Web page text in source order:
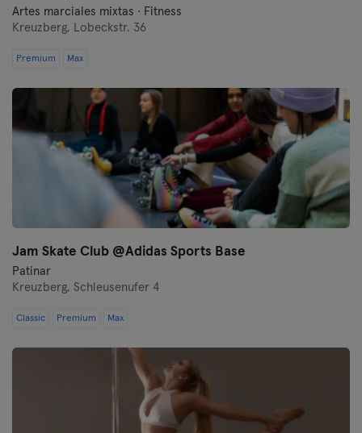
Artes marciales mixtas · Fitness
Kreuzberg, Lobeckstr. 36
Premium Max
Jam Skate Club @Adidas Sports Base
Patinar
Kreuzberg, Schleusenufer 4
Classic Premium Max